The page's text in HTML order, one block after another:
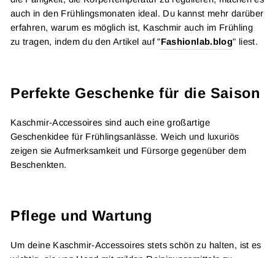
auch in den Frühlingsmonaten ideal. Du kannst mehr darüber
erfahren, warum es möglich ist, Kaschmir auch im Frühling
zu tragen, indem du den Artikel auf "Fashionlab.blog" liest.
Perfekte Geschenke für die Saison
Kaschmir-Accessoires sind auch eine großartige
Geschenkidee für Frühlingsanlässe. Weich und luxuriös
zeigen sie Aufmerksamkeit und Fürsorge gegenüber dem
Beschenkten.
Pflege und Wartung
Um deine Kaschmir-Accessoires stets schön zu halten, ist es